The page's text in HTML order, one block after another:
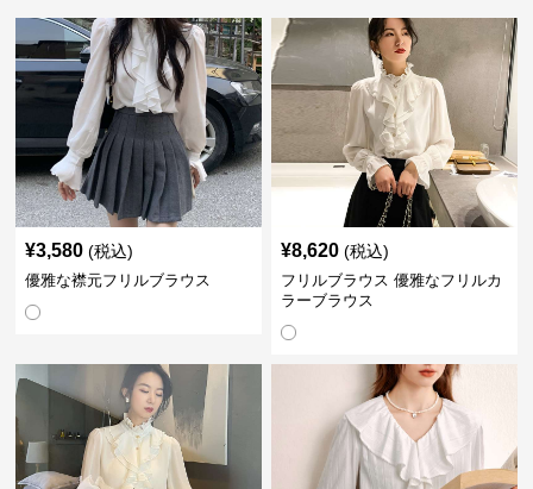
¥3,580 (税込)
優雅な襟元フリルブラウス
¥8,620 (税込)
フリルブラウス 優雅なフリルカ
ラーブラウス